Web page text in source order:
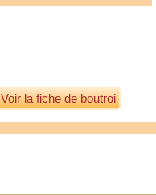
Voir la fiche de boutroi